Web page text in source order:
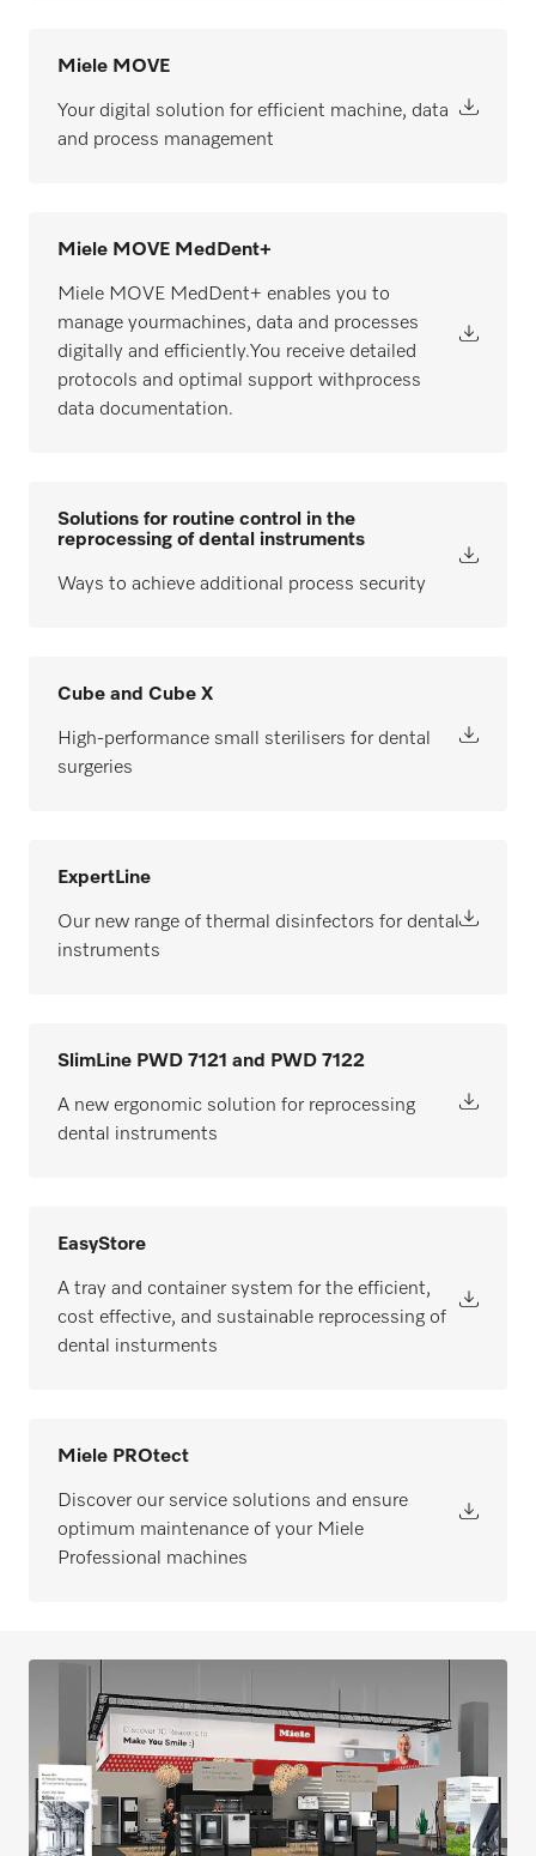
Miele MOVE
Your digital solution for efficient machine, data
and process management
Miele MOVE MedDent+
Miele MOVE MedDent+ enables you to
manage yourmachines, data and processes
digitally and efficiently.You receive detailed
protocols and optimal support withprocess
data documentation.
Solutions for routine control in the
reprocessing of dental instruments
Ways to achieve additional process security
Cube and Cube X
High-performance small sterilisers for dental
surgeries
ExpertLine
Our new range of thermal disinfectors for dental
instruments
SlimLine PWD 7121 and PWD 7122
A new ergonomic solution for reprocessing
dental instruments
EasyStore
A tray and container system for the efficient,
cost effective, and sustainable reprocessing of
dental insturments
Miele PROtect
Discover our service solutions and ensure
optimum maintenance of your Miele
Professional machines